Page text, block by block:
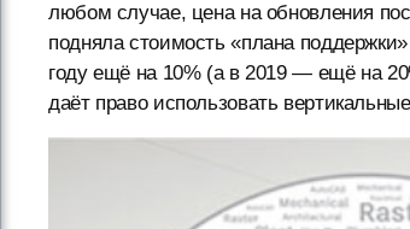
любом случае, цена на обновления
подняла стоимость «плана
году ещё на 10% (а в 2019 — ещё на
даёт право использовать